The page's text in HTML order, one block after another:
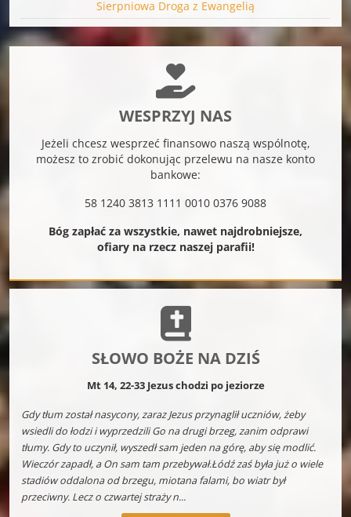
WESPRZYJ NAS
Jeżeli chcesz wesprzeć finansowo naszą wspólnotę,
możesz to zrobić dokonując przelewu na nasze konto
bankowe:
58 1240 3813 1111 0010 0376 9088
Bóg zapłać za wszystkie, nawet najdrobniejsze,
ofiary na rzecz naszej parafii!
SŁOWO BOŻE NA DZIŚ
Mt 14, 22-33 Jezus chodzi po jeziorze
Gdy tłum został nasycony, zaraz Jezus przynaglił uczniów, żeby
wsiedli do łodzi i wyprzedzili Go na drugi brzeg, zanim odprawi
tłumy. Gdy to uczynił, wyszedł sam jeden na górę, aby się modlić.
Wieczór zapadł, a On sam tam przebywał.Łódź zaś była już o wiele
stadiów oddalona od brzegu, miotana falami, bo wiatr był
przeciwny. Lecz o czwartej straży n...
Sierpniowa Droga z Ewangelią